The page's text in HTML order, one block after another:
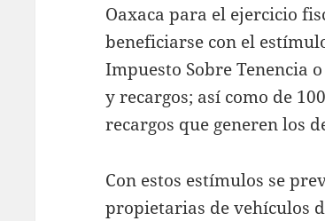
Oaxaca para el ejercicio
beneficiarse con el
Impuesto Sobre Tenencia
y recargos; así como de
recargos que generen los
Con estos estímulos se
propietarias de vehículos